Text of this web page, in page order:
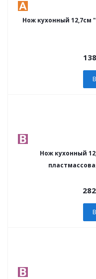
Нож кухонный 12,7см
138
Нож кухонный
282